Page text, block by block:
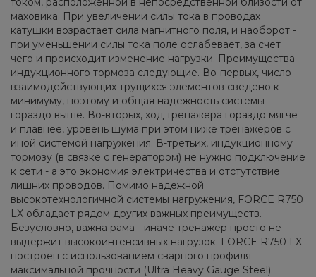
маховика. При увеличении силы тока в проводах
катушки возрастает сила магнитного поля, и наоборот -
при уменьшении силы тока поле ослабевает, за счет
чего и происходит изменение нагрузки. Преимущества
индукционного тормоза следующие. Во-первых, число
взаимодействующих трущихся элементов сведено к
минимуму, поэтому и общая надежность системы
гораздо выше. Во-вторых, ход тренажера гораздо мягче
и плавнее, уровень шума при этом ниже тренажеров с
иной системой нагружения. В-третьих, индукционному
тормозу (в связке с генератором) не нужно подключение
к сети - а это экономия электричества и отстутствие
лишних проводов. Помимо надежной
высокотехнологичной системы нагружения, FORCE R750
LX обладает рядом других важных преимуществ.
Безусловно, важна рама - иначе тренажер просто не
выдержит высокоинтенсивных нагрузок. FORCE R750 LX
построен с использованием сварного профиля
максимальной прочности (Ultra Heavy Gauge Steel).